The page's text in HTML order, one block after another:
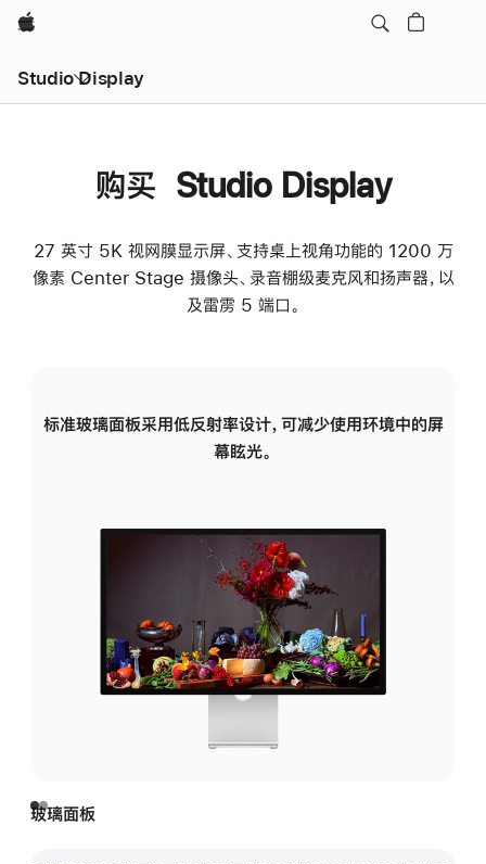
Apple
Studio Display
购买 Studio Display
27 英寸 5K 视网膜显示屏、支持桌上视角功能的 1200 万
像素 Center Stage 摄像头、录音棚级麦克风和扬声器，以
及雷雳 5 端口。
标准玻璃面板采用低反射率设计，可减少使用环境中的屏
幕眩光。
玻璃面板